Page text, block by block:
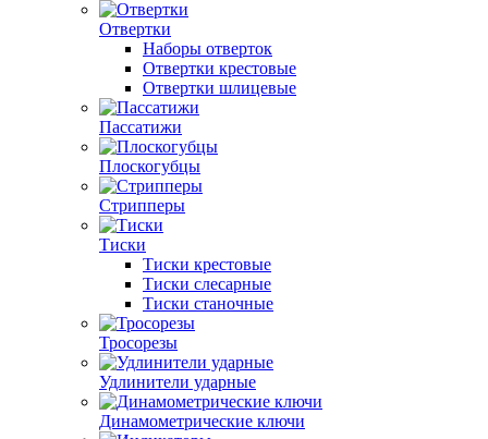
Отвертки
Наборы отверток
Отвертки крестовые
Отвертки шлицевые
Пассатижи
Плоскогубцы
Стрипперы
Тиски
Тиски крестовые
Тиски слесарные
Тиски станочные
Тросорезы
Удлинители ударные
Динамометрические ключи